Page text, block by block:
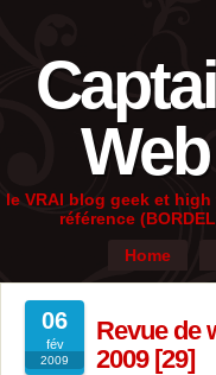
Web
le VRAI blog geek et high
référence
Home
06
fév
2009
Revue de
2009 [29]